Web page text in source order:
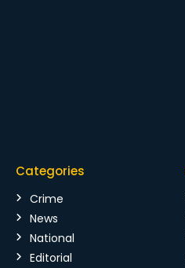
Categories
Crime
News
National
Editorial